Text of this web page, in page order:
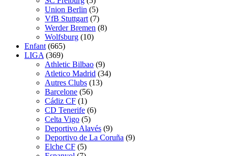
Union Berlin (5)
VfB Stuttgart (7)
Werder Bremen (8)
Wolfsburg (10)
Enfant (665)
LIGA (369)
Athletic Bilbao (9)
Atletico Madrid (34)
Autres Clubs (13)
Barcelone (56)
Cádiz CF (1)
CD Tenerife (6)
Celta Vigo (5)
Deportivo Alavés (9)
Deportivo de La Coruña (9)
Elche CF (5)